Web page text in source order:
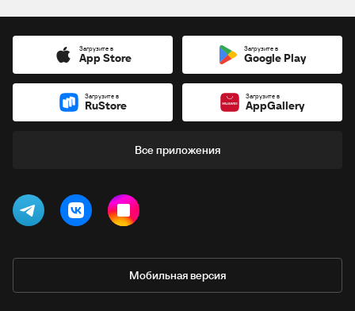
Загрузите в
App Store
Загрузите в
Google Play
Загрузите в
RuStore
Загрузите в
AppGallery
Все приложения
Мобильная версия